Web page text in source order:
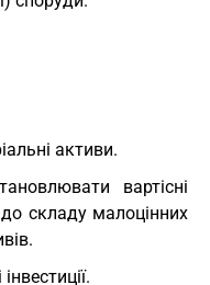
активи.
вартісні
складу малоцінних